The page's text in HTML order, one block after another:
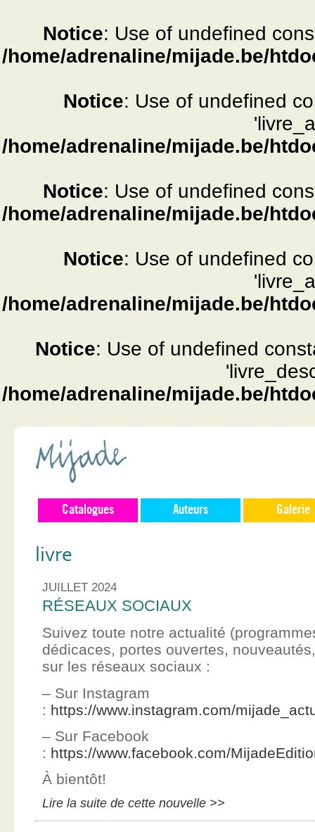
Notice: Use of undefined
/home/adrenaline/mijade.be/
Notice: Use of undefined
/home/adrenaline/mijade.be/
Notice: Use of undefined
/home/adrenaline/mijade.be/
Notice: Use of undefined
/home/adrenaline/mijade.be/
Notice: Use of undefined
/home/adrenaline/mijade.be/
Catalogues Auteurs Galerie
livre
JUILLET 2024
RÉSEAUX SOCIAUX
Suivez toute notre actualité
dédicaces, portes ouvertes,
sur les réseaux sociaux :
– Sur Instagram
: https://www.instagram.com/
– Sur Facebook
: https://www.facebook.com/
À bientôt!
Lire la suite de cette nouvelle >>